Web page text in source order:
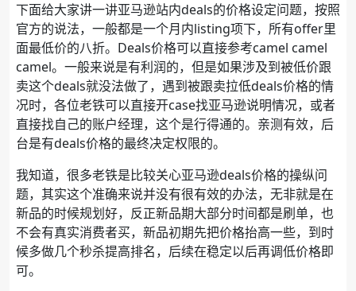
下面给大家讲一讲亚马逊站内deals的价格设定问题，按照
官方的说法，一般都是一个月内listing项下，所有offer里
面最低价的八折。Deals价格可以直接参考camel camel
camel。一般来说是有利润的，但是如果涉及到被低价跟
卖这个deals就没法做了，遇到被跟卖拉低deals价格的情
况时，各位老铁可以直接开case找亚马逊说明情况，或者
直接找自己的账户经理，这个是行得通的。亲测有效，后
台是有deals价格的最终决定权限的。
我知道，很多老铁是比较关心亚马逊deals价格的操纵问
题，其实这个准确来说并没有很有效的办法，无非就是在
新品的时候规划好，反正新品期大部分时间都是刷单，也
不会有真实消费者买，新品初期先把价格抬高一些，到时
候多做几个秒杀提高排名，后续在稳定以后再调低价格即
可。